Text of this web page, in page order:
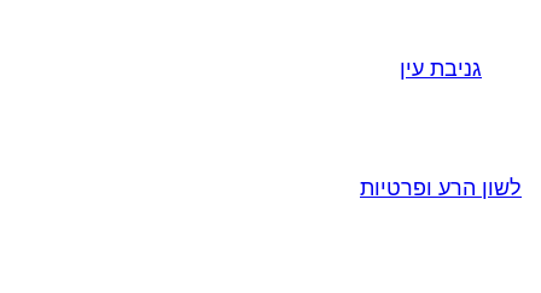
גניבת עין
לשון הרע ופרטיות